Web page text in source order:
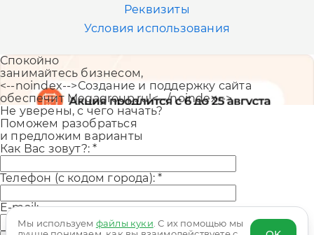
Реквизиты
Условия использования
+7 (843) 202-41-47
+7 (343) 226-06-71
Мы используем файлы куки . С их помощью мы
Спокойно
занимайтесь бизнесом,
<--noindex-->Создание и поддержку сайта
обеспечит Megagroup.ru!<--/noindex-->
Не уверены, с чего начать?
Поможем разобраться
и предложим варианты
Как Вас зовут?:*
Телефон (с кодом города):*
E-mail: